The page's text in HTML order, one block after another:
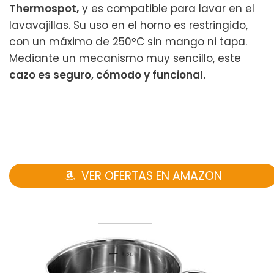
Thermospot, y es compatible para lavar en el
lavavajillas. Su uso en el horno es restringido,
con un máximo de 250ºC sin mango ni tapa.
Mediante un mecanismo muy sencillo, este
cazo es seguro, cómodo y funcional.
VER OFERTAS EN AMAZON